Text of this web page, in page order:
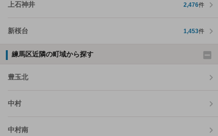
上石神井 2,476件
新桜台 1,453件
練馬区近隣の町域から探す
豊玉北
中村
中村南